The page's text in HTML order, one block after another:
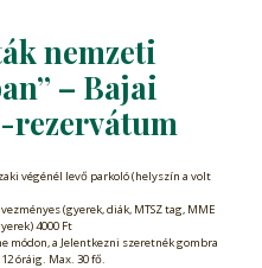
nemzeti
– Bajai
végénél levő parkoló (helyszín a volt
(gyerek, diák, MTSZ tag, MME
4000 Ft
módon, a Jelentkezni szeretnék gombra
óráig. Max. 30 fő.